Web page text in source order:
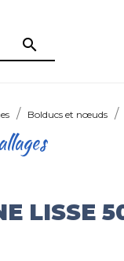
search
Bolducs et nœuds
LISSE